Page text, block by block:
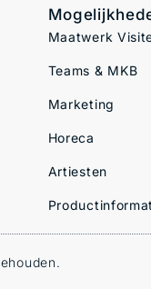
Maatwerk
Teams & MKB
Marketing
Horeca
Artiesten